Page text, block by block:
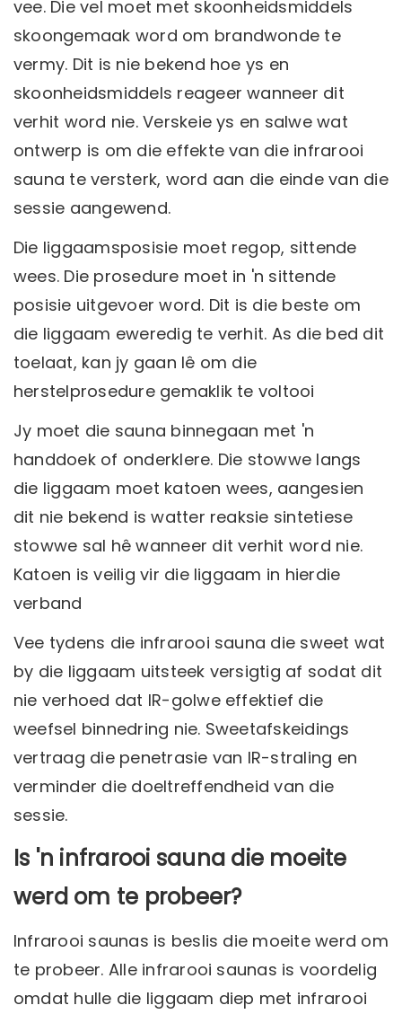
vee. Die vel moet met skoonheidsmiddels
skoongemaak word om brandwonde te
vermy. Dit is nie bekend hoe ys en
skoonheidsmiddels reageer wanneer dit
verhit word nie. Verskeie ys en salwe wat
ontwerp is om die effekte van die infrarooi
sauna te versterk, word aan die einde van die
sessie aangewend.
Die liggaamsposisie moet regop, sittende
wees. Die prosedure moet in 'n sittende
posisie uitgevoer word. Dit is die beste om
die liggaam eweredig te verhit. As die bed dit
toelaat, kan jy gaan lê om die
herstelprosedure gemaklik te voltooi
Jy moet die sauna binnegaan met 'n
handdoek of onderklere. Die stowwe langs
die liggaam moet katoen wees, aangesien
dit nie bekend is watter reaksie sintetiese
stowwe sal hê wanneer dit verhit word nie.
Katoen is veilig vir die liggaam in hierdie
verband
Vee tydens die infrarooi sauna die sweet wat
by die liggaam uitsteek versigtig af sodat dit
nie verhoed dat IR-golwe effektief die
weefsel binnedring nie. Sweetafskeidings
vertraag die penetrasie van IR-straling en
verminder die doeltreffendheid van die
sessie.
Is 'n infrarooi sauna die moeite
werd om te probeer?
Infrarooi saunas is beslis die moeite werd om
te probeer. Alle infrarooi saunas is voordelig
omdat hulle die liggaam diep met infrarooi